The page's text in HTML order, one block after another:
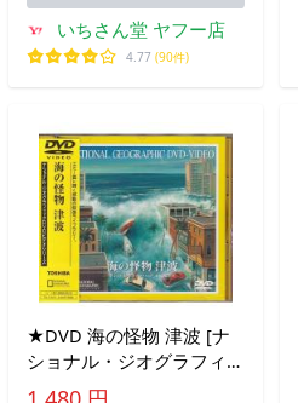
いちさん堂 ヤフー店
4.77 (90件)
★DVD 海の怪物 津波 [ナ
ショナル・ジオグラフィッ
ク]